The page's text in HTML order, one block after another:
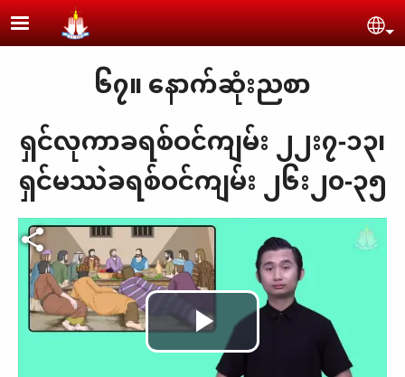
Skip to main content
၆၇။ နောက်ဆုံးညစာ
ရှင်လုကာခရစ်ဝင်ကျမ်း ၂၂း၇-၁၃၊
ရှင်မဿဲခရစ်ဝင်ကျမ်း ၂၆း၂၀-၃၅
Play